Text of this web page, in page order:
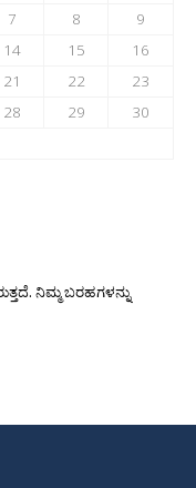
7 8
9
14 15
16
21 22
23
28 29
30
ನಿಮ್ಮ ಬರಹಗಳನ್ನು